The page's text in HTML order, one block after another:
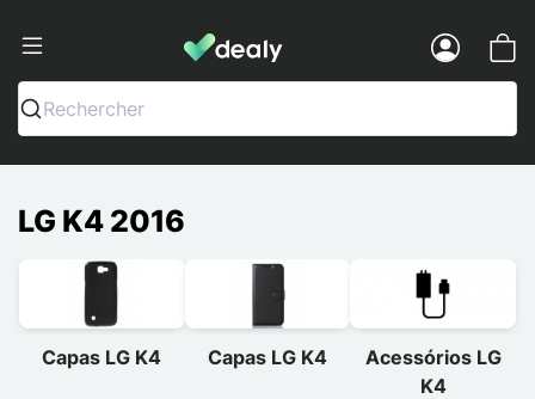
Dealy - Capas e acessórios para
Rechercher
LG K4 2016
Capas LG K4 Capas LG K4
Acessórios LG
K4